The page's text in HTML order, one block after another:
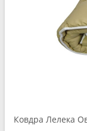
Ковдра Лелека